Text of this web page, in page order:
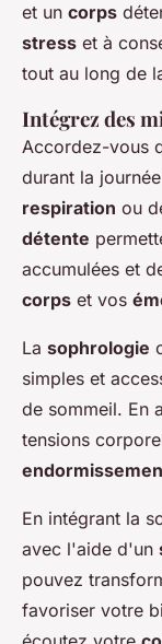
et un corps
stress et à
tout au long de
Intégrez des
Accordez-vous
durant la
respiration ou
détente
accumulées et
corps et vos
La sophrologie
simples et
de sommeil. En
tensions
En intégrant la
avec l'aide d'un
pouvez
favoriser votre